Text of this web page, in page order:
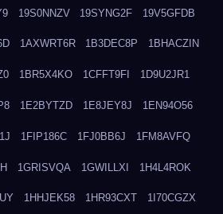
19S0NNZV 19SYNG2F 19V5GFDB
1AXWRT6R 1B3DEC8P 1BHACZIN
1BR5X4KO 1CFFT9FI 1D9U2JR1
1E2BYTZD 1E8JEY8J 1EN94O56
1FIP186C 1FJ0BB6J 1FM8AVFQ
1GRISVQA 1GWILLXI 1H4L4ROK
1HHJEK58 1HR93CXT 1I70CGZX